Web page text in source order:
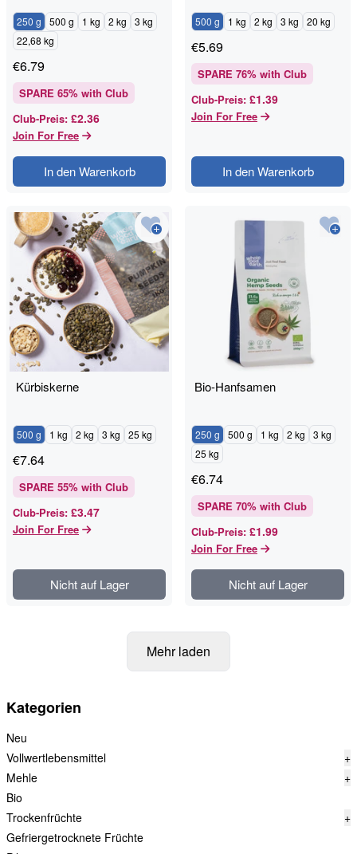
Kategorien
Neu
Vollwertlebensmittel
+
Mehle
+
Bio
Trockenfrüchte
+
Gefriergetrocknete Früchte
Kürbiskerne
500 g 1 kg 2 kg 3 kg 25 kg
€7.64
SPARE 55% with Club
Club-Preis: £3.47
Join For Free
Nicht auf Lager
Bio-Hanfsamen
250 g 500 g 1 kg 2 kg
3 kg
25 kg
€6.74
SPARE 70% with Club
Club-Preis: £1.99
Join For Free
Nicht auf Lager
250 g 500 g 1 kg 2 kg
3 kg
22,68 kg
€6.79
SPARE 65% with Club
Club-Preis: £2.36
Join For Free
In den Warenkorb
500 g 1 kg 2 kg 3 kg 20 kg
€5.69
SPARE 76% with Club
Club-Preis: £1.39
Join For Free
In den Warenkorb
Mehr laden